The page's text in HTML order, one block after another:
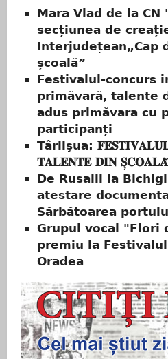
Mara Vlad de la
secțiunea de
Interjudețean„Cap
școală”
Festivalul-concurs
primăvară, talente
adus primăvara cu
participanți
Târlişua:
𝐓𝐀𝐋𝐄𝐍𝐓𝐄 𝐃𝐈𝐍
De Rusalii la
atestare
Sărbătoarea
Grupul vocal "Flori
premiu la
Oradea